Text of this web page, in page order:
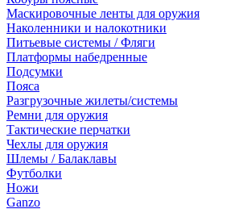
Маскировочные ленты для оружия
Наколенники и налокотники
Питьевые системы / Фляги
Платформы набедренные
Подсумки
Пояса
Разгрузочные жилеты/системы
Ремни для оружия
Тактические перчатки
Чехлы для оружия
Шлемы / Балаклавы
Футболки
Ножи
Ganzo